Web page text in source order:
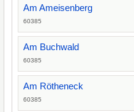
Am Ameisenberg
60385
Am Buchwald
60385
Am Rötheneck
60385